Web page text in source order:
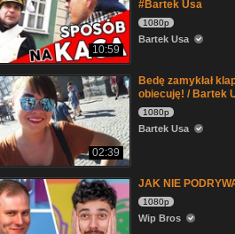
10:59
#Bartek Usa
1080p
Bartek Usa
02:39
Bedę zamykłał
obiecuję! / Bartek
1080p
Bartek Usa
JAK NIE
1080p
Wip Bros